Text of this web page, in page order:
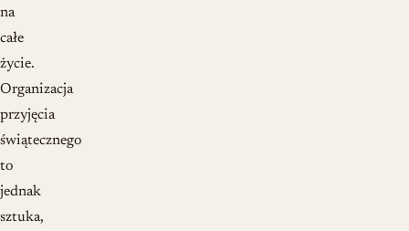
na
całe
życie.
Organizacja
przyjęcia
świątecznego
to
jednak
sztuka,